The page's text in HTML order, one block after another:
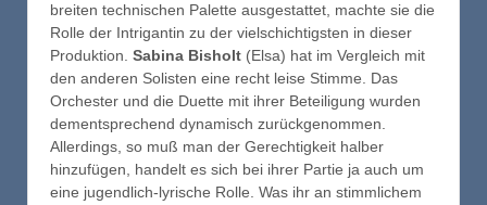
breiten technischen Palette ausgestattet, machte sie die
Rolle der Intrigantin zu der vielschichtigsten in dieser
Produktion. Sabina Bisholt (Elsa) hat im Vergleich mit
den anderen Solisten eine recht leise Stimme. Das
Orchester und die Duette mit ihrer Beteiligung wurden
dementsprechend dynamisch zurückgenommen.
Allerdings, so muß man der Gerechtigkeit halber
hinzufügen, handelt es sich bei ihrer Partie ja auch um
eine jugendlich-lyrische Rolle. Was ihr an stimmlichem